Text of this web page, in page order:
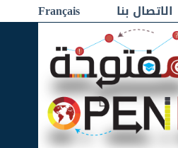
الاتصال بنا Français